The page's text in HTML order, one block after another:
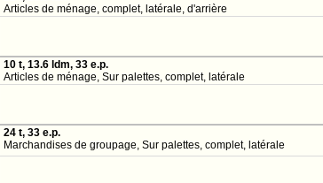
Articles de ménage, complet, latérale, d'arrière
10 t, 13.6 ldm, 33 e.p.
Articles de ménage, Sur palettes, complet, latérale
24 t, 33 e.p.
Marchandises de groupage, Sur palettes, complet, latérale